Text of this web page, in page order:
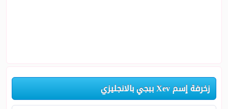
زخرفة إسم Xev ببجي بالانجليزي